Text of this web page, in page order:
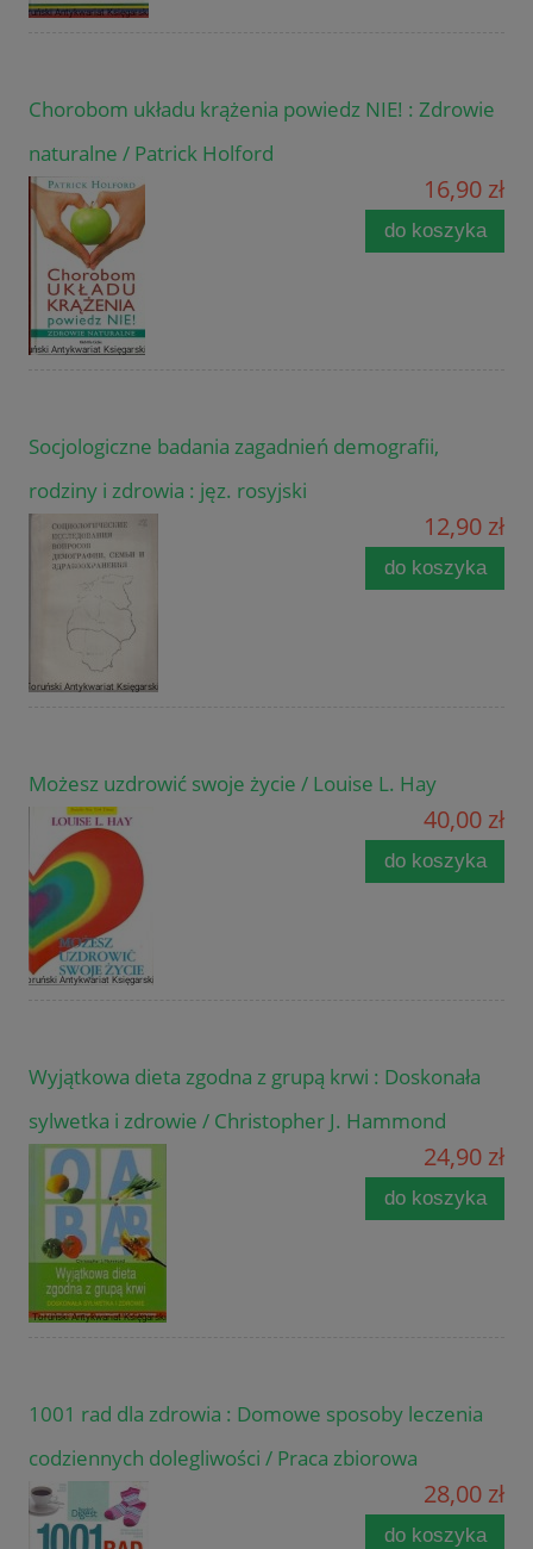
Chorobom układu krążenia powiedz NIE! : Zdrowie
naturalne / Patrick Holford
16,90 zł
do koszyka
Socjologiczne badania zagadnień demografii,
rodziny i zdrowia : jęz. rosyjski
12,90 zł
do koszyka
Możesz uzdrowić swoje życie / Louise L. Hay
40,00 zł
do koszyka
Wyjątkowa dieta zgodna z grupą krwi : Doskonała
sylwetka i zdrowie / Christopher J. Hammond
24,90 zł
do koszyka
1001 rad dla zdrowia : Domowe sposoby leczenia
codziennych dolegliwości / Praca zbiorowa
28,00 zł
do koszyka